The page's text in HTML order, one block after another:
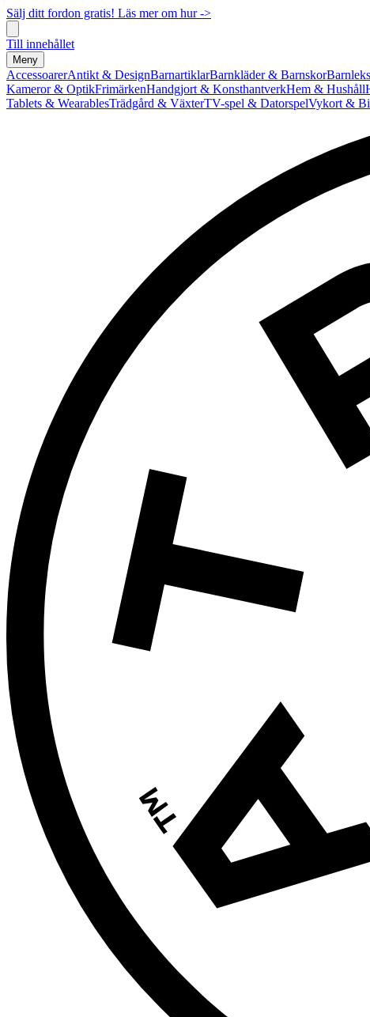
Sälj ditt fordon gratis! Läs mer om hur ->
Till innehållet
Meny
AccessoarerAntikt & DesignBarnartiklarBarnkläder & Barnskor
Kameror & OptikFrimärkenHandgjort & KonsthantverkHem & Hushåll
Tablets & WearablesTrädgård & VäxterTV-spel & DatorspelVykort &